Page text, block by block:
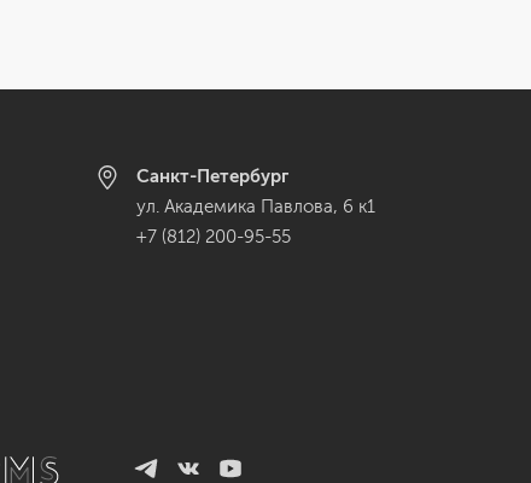
Санкт-Петербург
ул. Академика Павлова, 6 к1
+7 (812) 200-95-55